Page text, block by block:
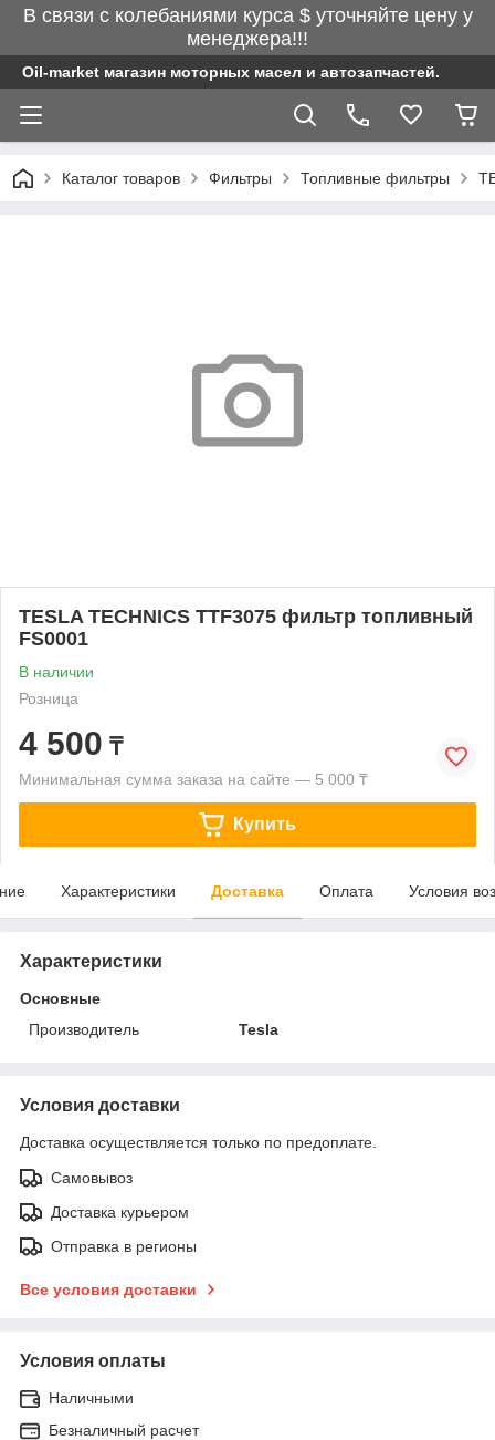
В связи с колебаниями курса $ уточняйте цену у
менеджера!!!
Oil-market магазин моторных масел и автозапчастей.
Каталог товаров Фильтры Топливные фильтры
TESLA TECHNICS TTF3075 фильтр топливный
FS0001
В наличии
Розница
4 500 ₸
Минимальная сумма заказа на сайте — 5 000 ₸
Купить
Характеристики Доставка Оплата Условия
Характеристики
Основные
Производитель
Tesla
Условия доставки
Доставка осуществляется только по предоплате.
Самовывоз
Доставка курьером
Отправка в регионы
Все условия доставки
Условия оплаты
Наличными
Безналичный расчет